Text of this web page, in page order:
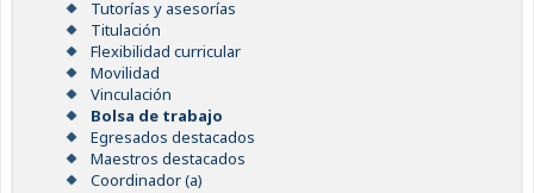
Tutorías y asesorías
Titulación
Flexibilidad curricular
Movilidad
Vinculación
Bolsa de trabajo
Egresados destacados
Maestros destacados
Coordinador (a)